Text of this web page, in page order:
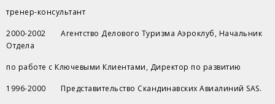
тренер-консультант
2000-2002 Агентство Делового Туризма Аэроклуб, Начальник
Отдела
по работе с Ключевыми Клиентами, Директор по развитию
1996-2000 Представительство Скандинавских Авиалиний SAS.